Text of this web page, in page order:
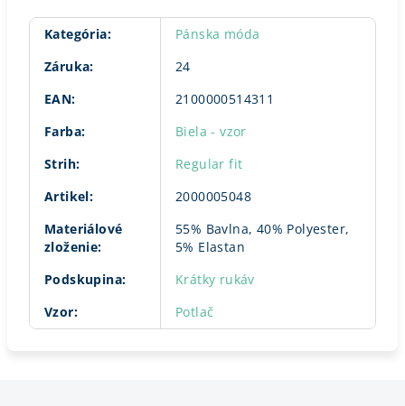
Kategória:
Pánska móda
Záruka:
24
EAN:
2100000514311
Farba:
Biela - vzor
Strih:
Regular fit
Artikel:
2000005048
Materiálové
zloženie:
55% Bavlna, 40% Polyester,
5% Elastan
Podskupina:
Krátky rukáv
Vzor: Potlač